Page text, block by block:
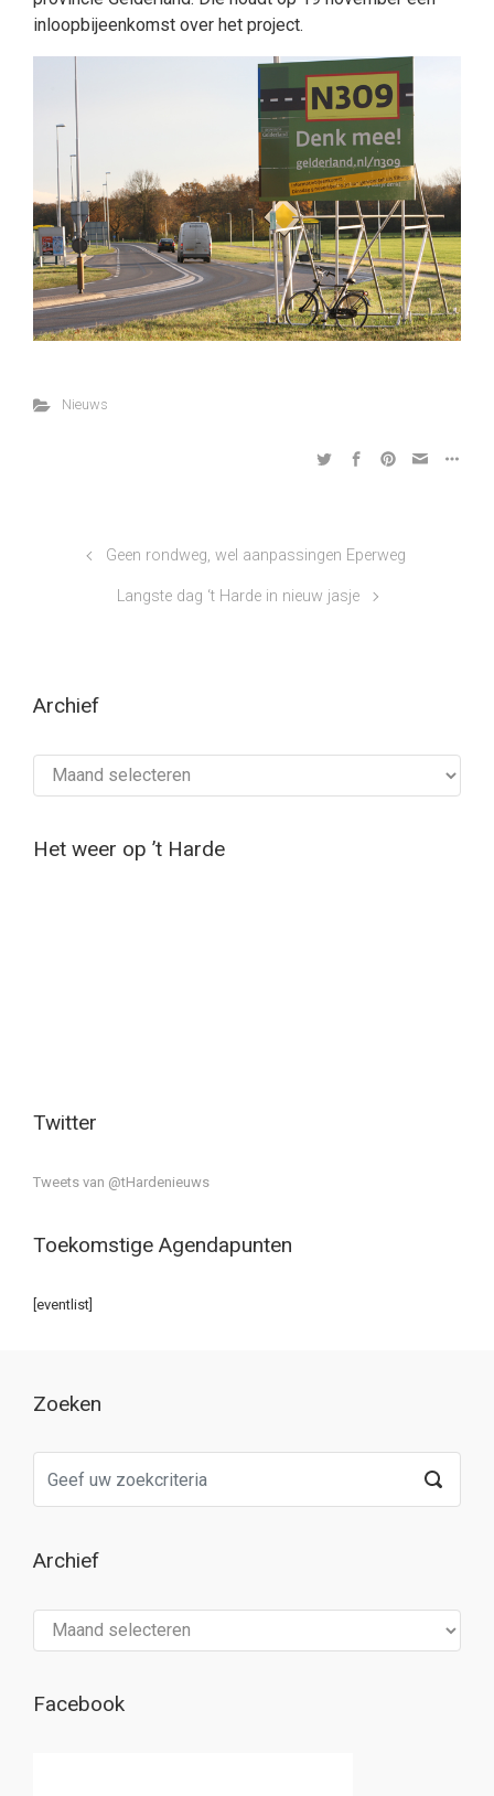
inloopbijeenkomst over het project.
Nieuws
Geen rondweg, wel aanpassingen Eperweg
Langste dag ‘t Harde in nieuw jasje
Archief
Het weer op ’t Harde
Twitter
Tweets van @tHardenieuws
Toekomstige Agendapunten
[eventlist]
Zoeken
Archief
Facebook